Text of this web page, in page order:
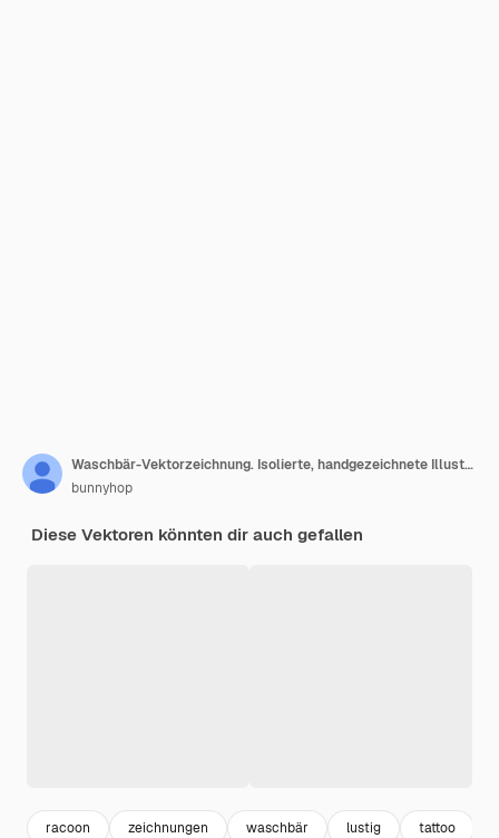
Waschbär-Vektorzeichnung. Isolierte, handgezeichnete Illustration im gravierten Stil
bunnyhop
Diese Vektoren könnten dir auch gefallen
racoon zeichnungen waschbär lustig tattoo